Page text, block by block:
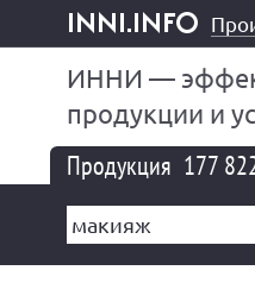
inni.info
ИННИ —
продукции и
Продукция 177